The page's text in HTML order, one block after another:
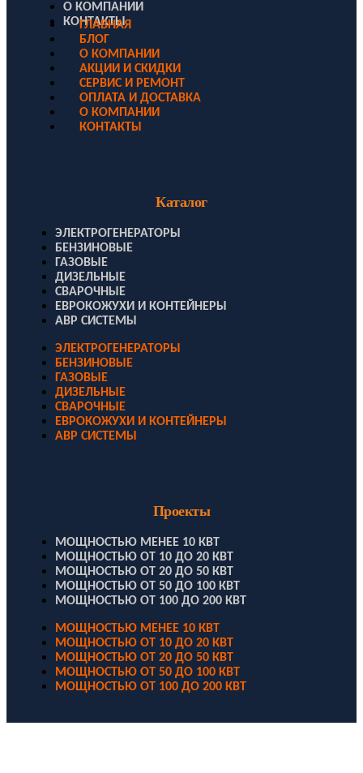
О КОМПАНИИ
КОНТАКТЫ
ГЛАВНАЯ
БЛОГ
О КОМПАНИИ
АКЦИИ И СКИДКИ
СЕРВИС И РЕМОНТ
ОПЛАТА И ДОСТАВКА
О КОМПАНИИ
КОНТАКТЫ
Каталог
ЭЛЕКТРОГЕНЕРАТОРЫ
БЕНЗИНОВЫЕ
ГАЗОВЫЕ
ДИЗЕЛЬНЫЕ
СВАРОЧНЫЕ
ЕВРОКОЖУХИ И КОНТЕЙНЕРЫ
АВР СИСТЕМЫ
ЭЛЕКТРОГЕНЕРАТОРЫ
БЕНЗИНОВЫЕ
ГАЗОВЫЕ
ДИЗЕЛЬНЫЕ
СВАРОЧНЫЕ
ЕВРОКОЖУХИ И КОНТЕЙНЕРЫ
АВР СИСТЕМЫ
Проекты
МОЩНОСТЬЮ МЕНЕЕ 10 КВТ
МОЩНОСТЬЮ ОТ 10 ДО 20 КВТ
МОЩНОСТЬЮ ОТ 20 ДО 50 КВТ
МОЩНОСТЬЮ ОТ 50 ДО 100 КВТ
МОЩНОСТЬЮ ОТ 100 ДО 200 КВТ
МОЩНОСТЬЮ МЕНЕЕ 10 КВТ
МОЩНОСТЬЮ ОТ 10 ДО 20 КВТ
МОЩНОСТЬЮ ОТ 20 ДО 50 КВТ
МОЩНОСТЬЮ ОТ 50 ДО 100 КВТ
МОЩНОСТЬЮ ОТ 100 ДО 200 КВТ